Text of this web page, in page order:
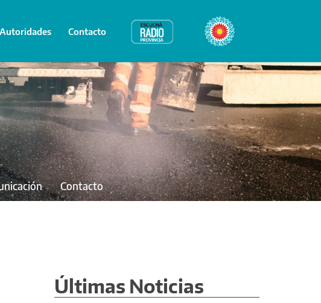
Autoridades Contacto Radio Provincia Bicentenario
Contacto
Últimas Noticias